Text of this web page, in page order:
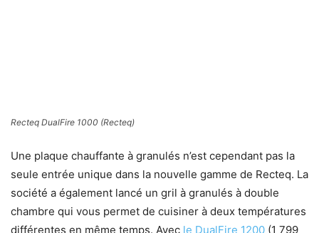
Recteq DualFire 1000 (Recteq)
Une plaque chauffante à granulés n’est cependant pas la
seule entrée unique dans la nouvelle gamme de Recteq. La
société a également lancé un gril à granulés à double
chambre qui vous permet de cuisiner à deux températures
différentes en même temps. Avec le DualFire 1200 (1 799